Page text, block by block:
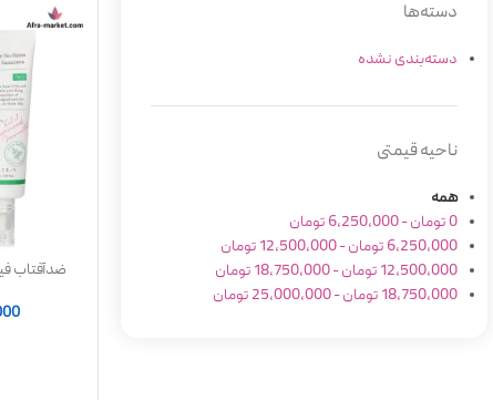
دسته‌ها
دسته‌بندی نشده
ناحیه قیمتی
همه
0تومان-
6,250,000 تومان
6,250,000 تومان-
12,500,000 تومان
12,500,000 تومان-
18,750,000 تومان
18,750,000 تومان-
25,000,000 تومان
ضدآفتاب